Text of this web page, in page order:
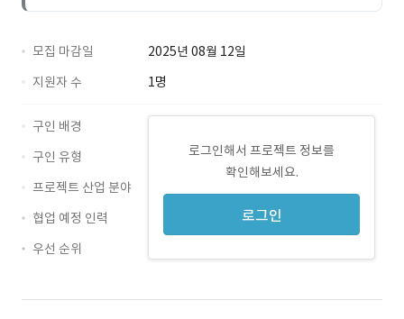
모집 마감일
2025년 08월 12일
지원자 수
1명
로그인해서 프로젝트 정보를
확인해보세요.
로그인
구인 배경
구인 유형
프로젝트 산업 분야
협업 예정 인력
우선 순위